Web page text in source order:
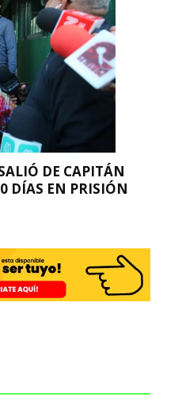
DE CAPITÁN
DÍAS EN PRISIÓN